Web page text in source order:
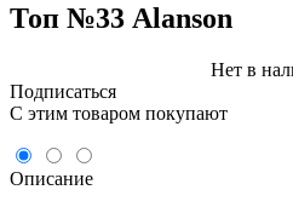
Топ №33 Alanson
Нет в
Подписаться
C этим товаром покупают
Описание